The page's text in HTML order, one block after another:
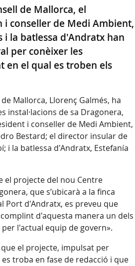
de Mallorca, el
i conseller de Medi Ambient,
i la batlessa d'Andratx han
per conèixer les
en el qual es troben els
Mallorca, Llorenç Galmés, ha
instal·lacions de sa Dragonera,
i conseller de Medi Ambient,
Bestard; el director insular de
i la batlessa d'Andratx, Estefanía
el projecte del nou Centre
que s’ubicarà a la finca
Port d'Andratx, es preveu que
d'aquesta manera un dels
l'actual equip de govern».
el projecte, impulsat per
troba en fase de redacció i que